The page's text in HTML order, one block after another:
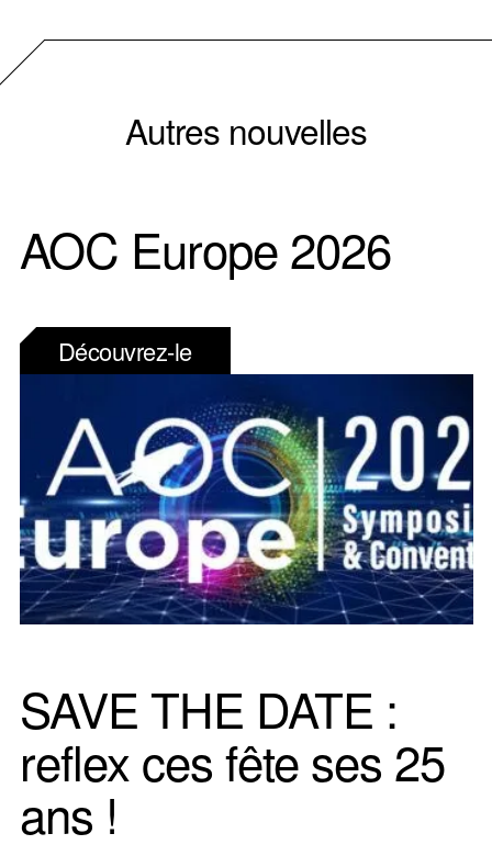
Autres nouvelles
AOC Europe 2026
Découvrez-le
SAVE THE DATE :
reflex ces fête ses 25
ans !